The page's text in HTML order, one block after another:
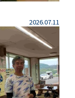
2026.07.11